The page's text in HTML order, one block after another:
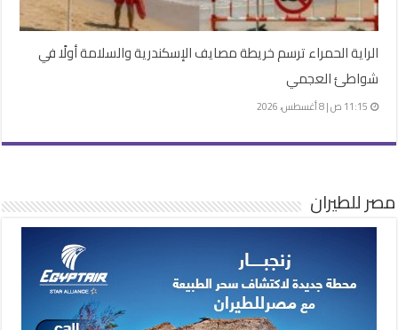
الراية الحمراء ترسم خريطة مصايف الإسكندرية والسلامة أولًا في
شواطئ العجمي
11:15 ص | 8 أغسطس، 2026
مصر للطيران